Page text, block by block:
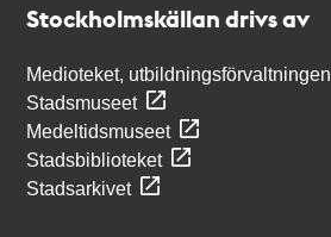
Stockholmskällan drivs av
Medioteket, utbildningsförvaltningen
Stadsmuseet
Medeltidsmuseet
Stadsbiblioteket
Stadsarkivet